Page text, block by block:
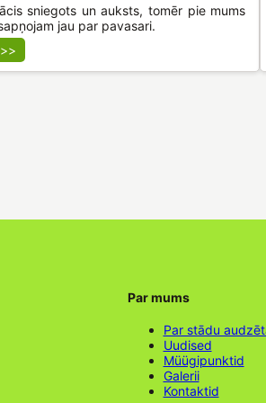
sniegots un auksts, tomēr pie mums
jau par pavasari.
Par mums
Par stādu
Uudised
Müügipunktid
Galerii
Kontaktid